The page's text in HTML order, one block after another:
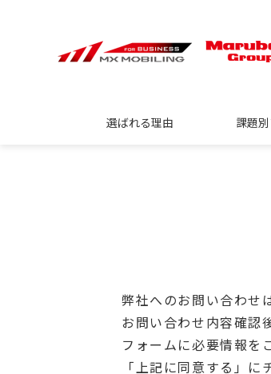
選ばれる理由 課題
弊社へのお問い合わせ
お問い合わせ内容確認
フォームに必要情報を
「上記に同意する」